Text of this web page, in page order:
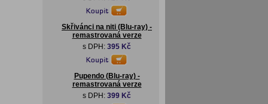
Skřivánci na niti (Blu-ray) -
remastrovaná verze
s DPH: 395 Kč
Pupendo (Blu-ray) -
remastrovaná verze
s DPH: 399 Kč